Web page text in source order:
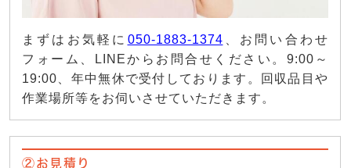
まずはお気軽に 050-1883-1374 、お問い合わせ
フォーム、LINEからお問合せください。9:00～
19:00、年中無休で受付しております。回収品目や
作業場所等をお伺いさせていただきます。
②お見積り